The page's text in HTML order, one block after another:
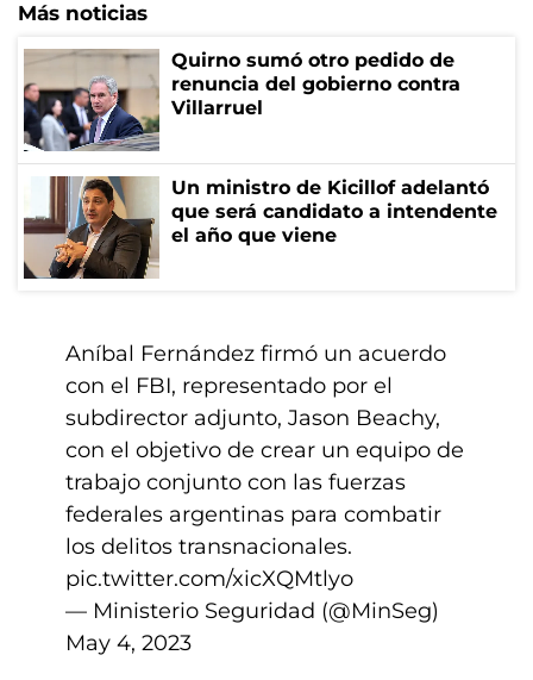
Más noticias
Quirno sumó otro pedido de
renuncia del gobierno contra
Villarruel
Un ministro de Kicillof adelantó
que será candidato a intendente
el año que viene
Aníbal Fernández firmó un acuerdo
con el FBI, representado por el
subdirector adjunto, Jason Beachy,
con el objetivo de crear un equipo de
trabajo conjunto con las fuerzas
federales argentinas para combatir
los delitos transnacionales.
pic.twitter.com/xicXQMtlyo
— Ministerio Seguridad (@MinSeg)
May 4, 2023